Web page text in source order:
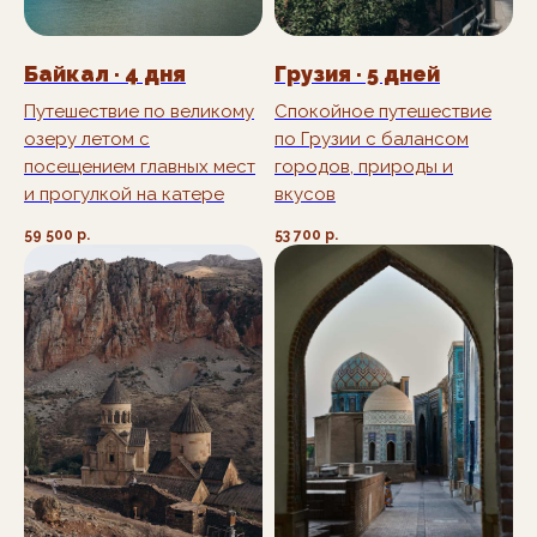
Байкал · 4 дня
Путешествие по великому
озеру летом с
посещением главных мест
и прогулкой на катере
59 500 р.
Грузия · 5 дней
Спокойное путешествие
по Грузии с балансом
городов, природы и
вкусов
53 700 р.